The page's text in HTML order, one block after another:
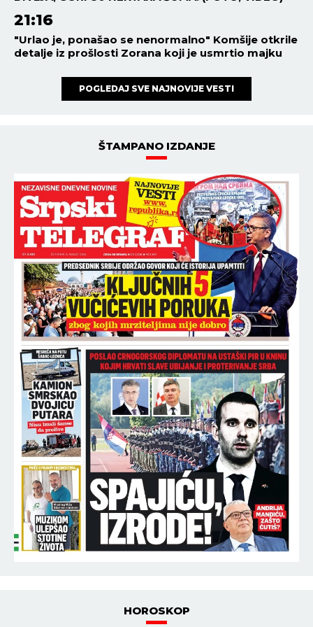
21:16
"Urlao je, ponašao se nenormalno" Komšije otkrile
detalje iz prošlosti Zorana koji je usmrtio majku
POGLEDAJ SVE NAJNOVIJE VESTI
ŠTAMPANO IZDANJE
HOROSKOP